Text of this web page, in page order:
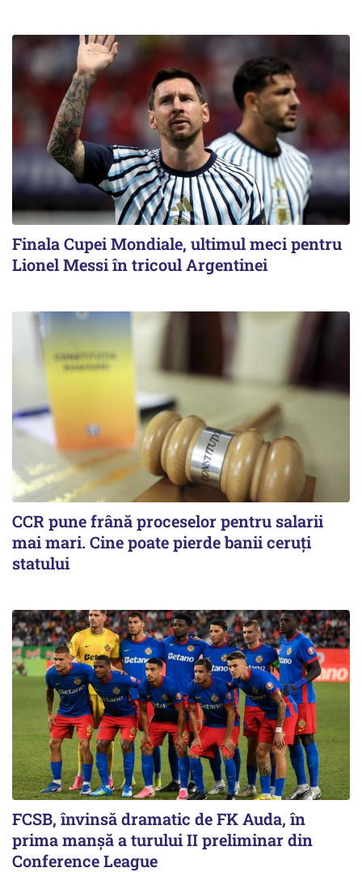
Finala Cupei Mondiale, ultimul meci pentru
Lionel Messi în tricoul Argentinei
CCR pune frână proceselor pentru salarii
mai mari. Cine poate pierde banii ceruți
statului
FCSB, învinsă dramatic de FK Auda, în
prima manșă a turului II preliminar din
Conference League